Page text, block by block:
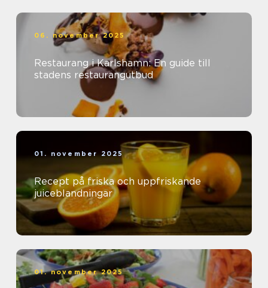
06. november 2025
Restaurang i Karlshamn: En guide till
stadens restaurangutbud
01. november 2025
Recept på friska och uppfriskande
juiceblandningar
01. november 2025